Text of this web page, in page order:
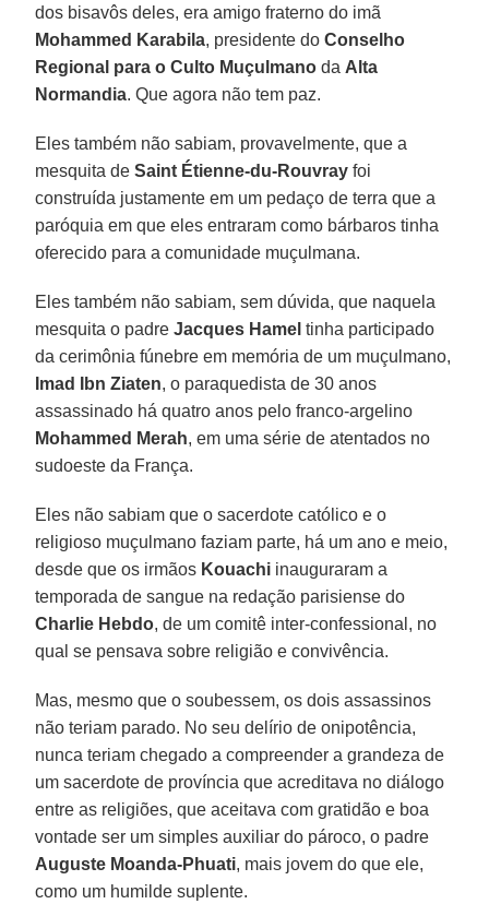
dos bisavôs deles, era amigo fraterno do imã
Mohammed Karabila, presidente doConselho
Regional para o Culto Muçulmano da Alta
Normandia. Que agora não tem paz.
Eles também não sabiam, provavelmente, que a
mesquita deSaint Étienne-du-Rouvray foi
construída justamente em um pedaço de terra que a
paróquia em que eles entraram como bárbaros tinha
oferecido para a comunidade muçulmana.
Eles também não sabiam, sem dúvida, que naquela
mesquita o padre Jacques Hamel tinha participado
da cerimônia fúnebre em memória de um muçulmano,
Imad Ibn Ziaten, o paraquedista de 30 anos
assassinado há quatro anos pelo franco-argelino
Mohammed Merah, em uma série de atentados no
sudoeste da França.
Eles não sabiam que o sacerdote católico e o
religioso muçulmano faziam parte, há um ano e meio,
desde que os irmãos Kouachi inauguraram a
temporada de sangue na redação parisiense do
Charlie Hebdo, de um comitê inter-confessional, no
qual se pensava sobre religião e convivência.
Mas, mesmo que o soubessem, os dois assassinos
não teriam parado. No seu delírio de onipotência,
nunca teriam chegado a compreender a grandeza de
um sacerdote de província que acreditava no diálogo
entre as religiões, que aceitava com gratidão e boa
vontade ser um simples auxiliar do pároco, o padre
Auguste Moanda-Phuati, mais jovem do que ele,
como um humilde suplente.